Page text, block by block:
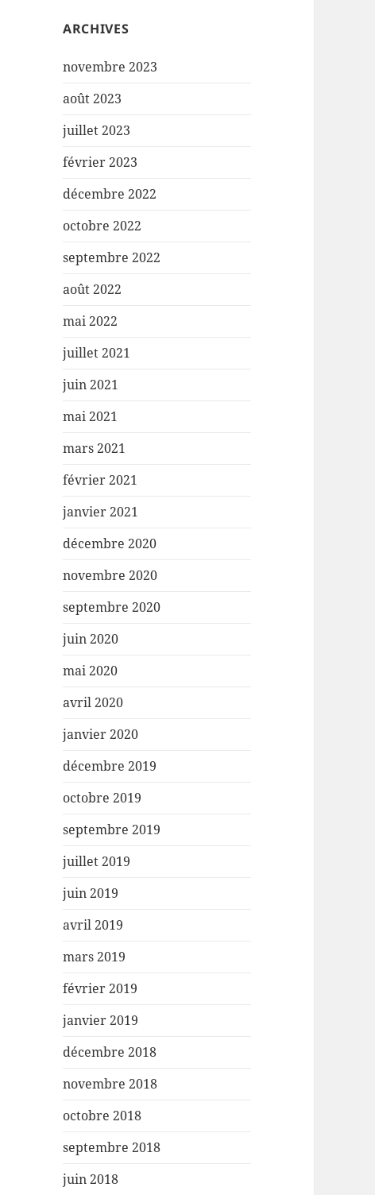
ARCHIVES
novembre 2023
août 2023
juillet 2023
février 2023
décembre 2022
octobre 2022
septembre 2022
août 2022
mai 2022
juillet 2021
juin 2021
mai 2021
mars 2021
février 2021
janvier 2021
décembre 2020
novembre 2020
septembre 2020
juin 2020
mai 2020
avril 2020
janvier 2020
décembre 2019
octobre 2019
septembre 2019
juillet 2019
juin 2019
avril 2019
mars 2019
février 2019
janvier 2019
décembre 2018
novembre 2018
octobre 2018
septembre 2018
juin 2018